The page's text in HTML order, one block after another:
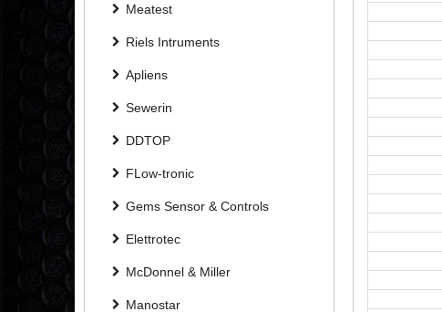
Meatest
Riels Intruments
Apliens
Sewerin
DDTOP
FLow-tronic
Gems Sensor & Controls
Elettrotec
McDonnel & Miller
Manostar